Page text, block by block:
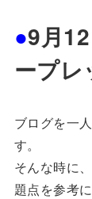
●9月
ープレ
ブログを一
す。
そんな時に
題点を参考